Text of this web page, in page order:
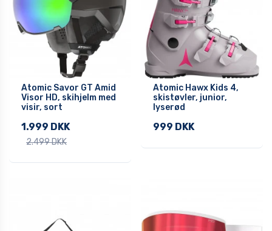
Atomic Savor GT Amid
Visor HD, skihjelm med
visir, sort
1.999 DKK
2.499 DKK
Atomic Hawx Kids 4,
skistøvler, junior,
lyserød
999 DKK